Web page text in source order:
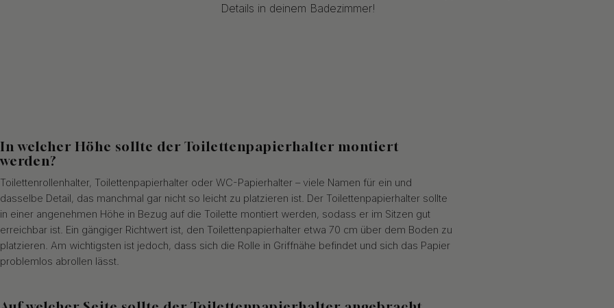
Details in deinem Badezimmer!
In welcher Höhe sollte der Toilettenpapierhalter montiert
werden?
Toilettenrollenhalter, Toilettenpapierhalter oder WC-Papierhalter – viele Namen für ein und
dasselbe Detail, das manchmal gar nicht so leicht zu platzieren ist. Der Toilettenpapierhalter sollte
in einer angenehmen Höhe in Bezug auf die Toilette montiert werden, sodass er im Sitzen gut
erreichbar ist. Ein gängiger Richtwert ist, den Toilettenpapierhalter etwa 70 cm über dem Boden zu
platzieren. Am wichtigsten ist jedoch, dass sich die Rolle in Griffnähe befindet und sich das Papier
problemlos abrollen lässt.